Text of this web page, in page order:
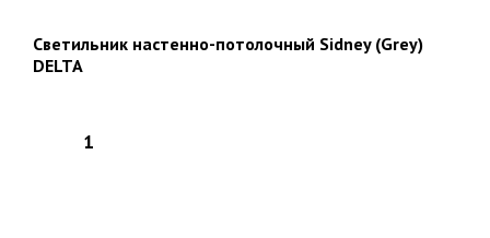
Светильник настенно-потолочный Sidney (Grey)
DELTA